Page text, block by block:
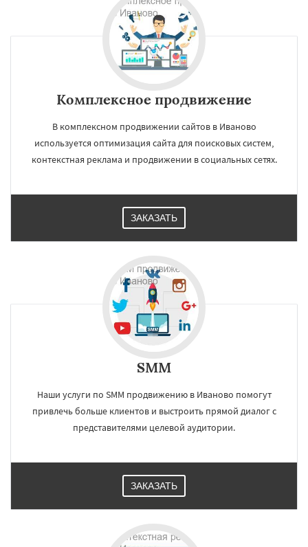
Комплексное продвижение
В комплексном продвижении сайтов в Иваново
используется оптимизация сайта для поисковых систем,
контекстная реклама и продвижении в социальных сетях.
ЗАКАЗАТЬ
SMM
Наши услуги по SMM продвижению в Иваново помогут
привлечь больше клиентов и выстроить прямой диалог с
представителями целевой аудитории.
ЗАКАЗАТЬ